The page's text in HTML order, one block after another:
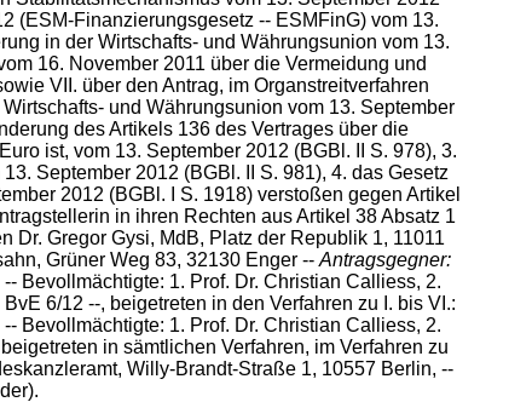
(ESM-Finanzierungsgesetz -- ESMFinG) vom 13.
in der Wirtschafts- und Währungsunion vom 13.
16. November 2011 über die Vermeidung und
VII. über den Antrag, im Organstreitverfahren
und Währungsunion vom 13. September
des Artikels 136 des Vertrages über die
ist, vom 13. September 2012 (BGBl. II S. 978), 3.
September 2012 (BGBl. II S. 981), 4. das Gesetz
2012 (BGBl. I S. 1918) verstoßen gegen Artikel
in ihren Rechten aus Artikel 38 Absatz 1
Dr. Gregor Gysi, MdB, Platz der Republik 1, 11011
Grüner Weg 83, 32130 Enger -- Antragsgegner:
Bevollmächtigte: 1. Prof. Dr. Christian Calliess, 2.
6/12 --, beigetreten in den Verfahren zu I. bis VI.:
Bevollmächtigte: 1. Prof. Dr. Christian Calliess, 2.
in sämtlichen Verfahren, im Verfahren zu
Willy-Brandt-Straße 1, 10557 Berlin, --